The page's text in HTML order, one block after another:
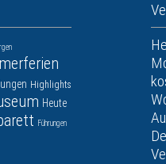
Highlights
Heute
Führungen